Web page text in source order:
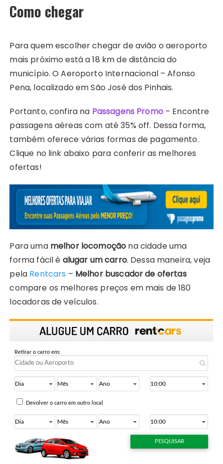
Como chegar
Para quem escolher chegar de avião o aeroporto
mais próximo está a 18 km de distância do
município. O Aeroporto Internacional – Afonso
Pena, localizado em São José dos Pinhais.
Portanto, confira na Passagens Promo– Encontre
passagens aéreas com até 35% off. Dessa forma,
também oferece várias formas de pagamento.
Clique no link abaixo para conferir as melhores
ofertas!
Para uma melhor locomoção na cidade uma
forma fácil é alugar um carro. Dessa maneira, veja
pela Rentcars – Melhor buscador de ofertas
compare os melhores preços em mais de 180
locadoras de veículos.